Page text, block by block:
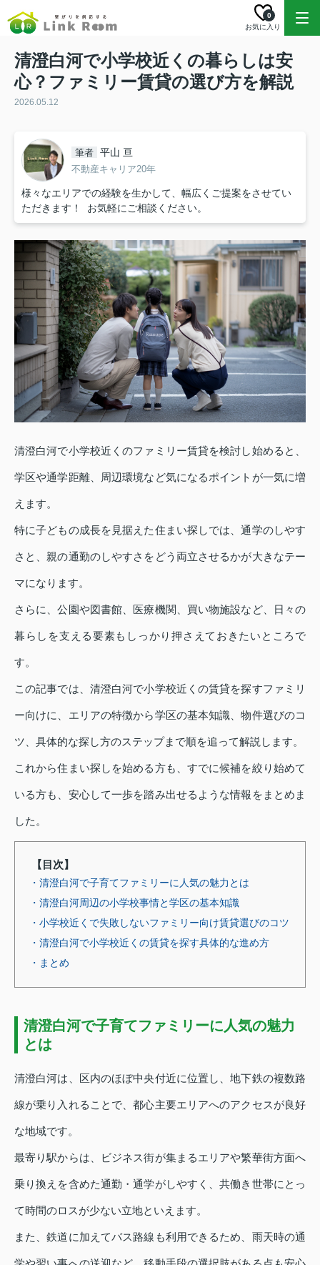
お気に入り
0
清澄白河で小学校近くの暮らしは安
心？ファミリー賃貸の選び方を解説
2026.05.12
筆者 平山 亘
不動産キャリア20年
様々なエリアでの経験を生かして、幅広くご提案をさせてい
ただきます！ お気軽にご相談ください。
清澄白河で小学校近くのファミリー賃貸を検討し始めると、
学区や通学距離、周辺環境など気になるポイントが一気に増
えます。
特に子どもの成長を見据えた住まい探しでは、通学のしやす
さと、親の通勤のしやすさをどう両立させるかが大きなテー
マになります。
さらに、公園や図書館、医療機関、買い物施設など、日々の
暮らしを支える要素もしっかり押さえておきたいところで
す。
この記事では、清澄白河で小学校近くの賃貸を探すファミリ
ー向けに、エリアの特徴から学区の基本知識、物件選びのコ
ツ、具体的な探し方のステップまで順を追って解説します。
これから住まい探しを始める方も、すでに候補を絞り始めて
いる方も、安心して一歩を踏み出せるような情報をまとめま
した。
【目次】
・清澄白河で子育てファミリーに人気の魅力とは
・清澄白河周辺の小学校事情と学区の基本知識
・小学校近くで失敗しないファミリー向け賃貸選びのコツ
・清澄白河で小学校近くの賃貸を探す具体的な進め方
・まとめ
清澄白河で子育てファミリーに人気の魅力
とは
清澄白河は、区内のほぼ中央付近に位置し、地下鉄の複数路
線が乗り入れることで、都心主要エリアへのアクセスが良好
な地域です。
最寄り駅からは、ビジネス街が集まるエリアや繁華街方面へ
乗り換えを含めた通勤・通学がしやすく、共働き世帯にとっ
て時間のロスが少ない立地といえます。
また、鉄道に加えてバス路線も利用できるため、雨天時の通